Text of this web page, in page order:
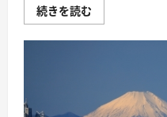
続きを読む